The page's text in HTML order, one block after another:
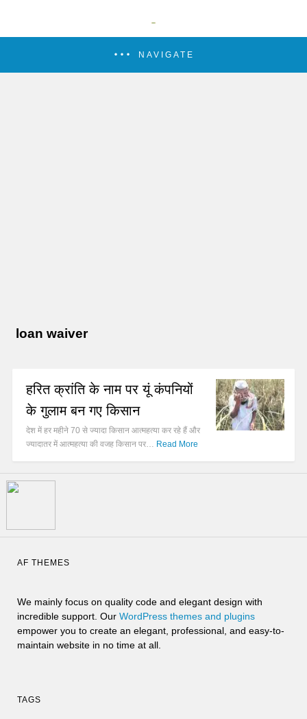
NAVIGATE
loan waiver
हरित क्रांति के नाम पर यूं कंपनियों
के गुलाम बन गए किसान
देश में हर महीने 70 से ज्यादा किसान आत्महत्या कर रहे हैं और
ज्यादातर में आत्महत्या की वजह किसान पर… Read More
AF THEMES
We mainly focus on quality code and elegant design with
incredible support. Our WordPress themes and plugins
empower you to create an elegant, professional, and easy-to-
maintain website in no time at all.
TAGS